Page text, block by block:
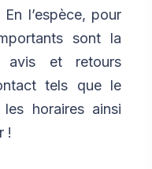
l’espèce, pour
sont la
avis et retours
tels que le
horaires ainsi
!